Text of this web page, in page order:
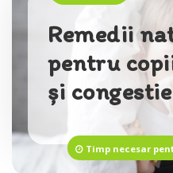
Timp necesar
Remedii
pentru
și congestie